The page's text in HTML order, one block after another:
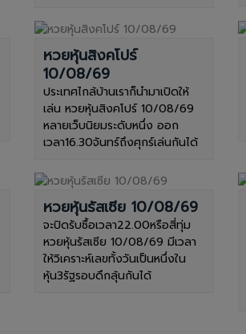
หวยหุ้นสิงคโปร์
10/08/69
ประเทศไกล้บ้านเราก็นำมาเปิดให้
เล่น หวยหุ้นสิงคโปร์ 10/08/69
หลายเว็บนิยมระดับหนึ่ง ออก
เวลา16.30จันทร์ถึงศุกร์เล่นกันได้
หวยหุ้นรัสเซีย 10/08/69
จะปิดรับซื้อเวลา22.00หรือสี่ทุ่ม
หวยหุ้นรัสเซีย 10/08/69 มีเวลา
ให้วิเคราะห์เลขทั้งวันเป็นหนึ่งใน
หุ้น3รัฐรอบดึกลุ้นกันได้